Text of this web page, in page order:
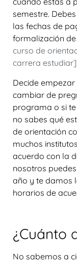
semestre.
las fechas de
formalización
curso de
carrera estudiar]
Decide
cambiar de
programa o si
no sabes qué
de orientación
muchos
acuerdo con la
nosotros
año y te damos
horarios de
¿Cuánto
No sabemos a